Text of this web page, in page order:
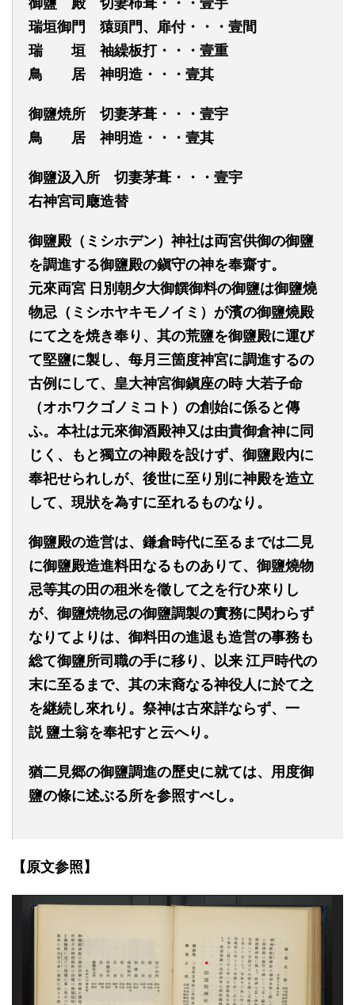
瑞垣御門 猿頭門、扉付・・・壹間
瑞 垣 袖繰板打・・・壹重
鳥 居 神明造・・・壹其
御鹽焼所 切妻茅葺・・・壹宇
鳥 居 神明造・・・壹其
御鹽汲入所 切妻茅葺・・・壹宇
右神宮司廰造替
御鹽殿（ミシホデン）神社は両宮供御の御鹽
を調進する御鹽殿の鎭守の神を奉齋す。
元來両宮 日別朝夕大御饌御料の御鹽は御鹽燒
物忌（ミシホヤキモノイミ）が濱の御鹽燒殿
にて之を焼き奉り、其の荒鹽を御鹽殿に運び
て堅鹽に製し、每月三箇度神宮に調進するの
古例にして、皇大神宮御鎭座の時 大若子命
（オホワクゴノミコト）の創始に係ると傳
ふ。本社は元來御酒殿神又は由貴御倉神に同
じく、もと獨立の神殿を設けず、御鹽殿内に
奉祀せられしが、後世に至り別に神殿を造立
して、現狀を為すに至れるものなり。
御鹽殿の造営は、鎌倉時代に至るまでは二見
に御鹽殿造進料田なるものありて、御鹽燒物
忌等其の田の租米を徵して之を行ひ來りし
が、御鹽焼物忌の御鹽調製の實務に関わらず
なりてよりは、御料田の進退も造営の事務も
総て御鹽所司職の手に移り、以来江戸時代の
末に至るまで、其の末裔なる神役人に於て之
を継続し來れり。祭神は古來詳ならず、一
説鹽土翁を奉祀すと云へり。
猶二見郷の御鹽調進の歷史に就ては、用度御
鹽の條に述ぶる所を参照すべし。
【原文参照】